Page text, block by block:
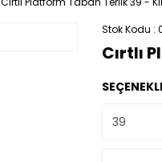
Stok Kodu
Cırtlı